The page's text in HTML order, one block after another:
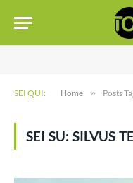
SEI QUI: Home » Posts
SEI SU: SILVUS